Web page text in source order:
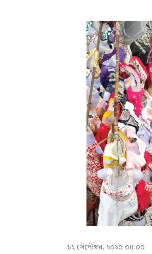
১২ সেপ্টেম্বর, ২০২৫ ০৪:০০